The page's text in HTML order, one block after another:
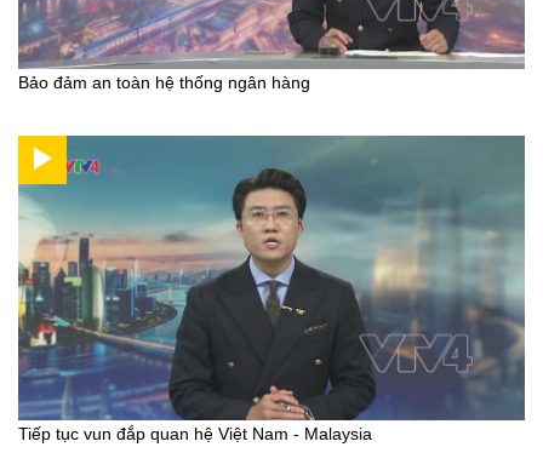
Bảo đảm an toàn hệ thống ngân hàng
Tiếp tục vun đắp quan hệ Việt Nam - Malaysia